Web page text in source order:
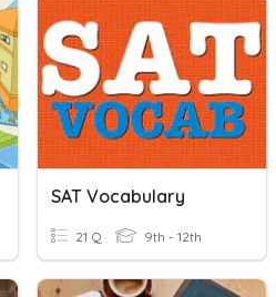
SAT Vocabulary
21 Q 9th - 12th